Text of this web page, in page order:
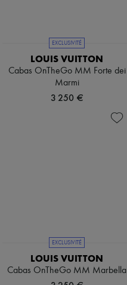
EXCLUSIVITÉ
LOUIS VUITTON
Cabas OnTheGo MM Forte dei
Marmi
3 250 €
EXCLUSIVITÉ
LOUIS VUITTON
Cabas OnTheGo MM Marbella